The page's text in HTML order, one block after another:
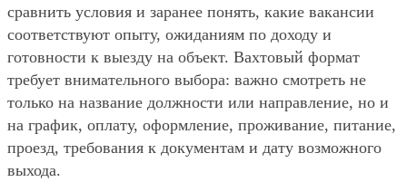
сравнить условия и заранее понять, какие вакансии
соответствуют опыту, ожиданиям по доходу и
готовности к выезду на объект. Вахтовый формат
требует внимательного выбора: важно смотреть не
только на название должности или направление, но и
на график, оплату, оформление, проживание, питание,
проезд, требования к документам и дату возможного
выхода.